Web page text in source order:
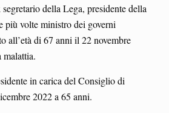
segretario della Lega, presidente della
più volte ministro dei governi
all’età di 67 anni il 22 novembre
malattia.
in carica del Consiglio di
2022 a 65 anni.